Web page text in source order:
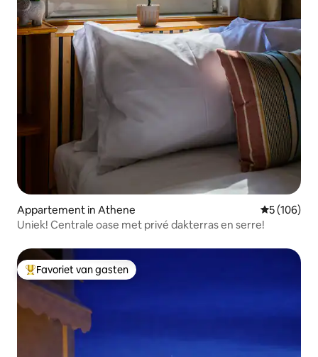
Appartement in Athene
5 (106)
Uniek! Centrale oase met privé dakterras en serre!
Topfavoriet van gasten
Favoriet van gasten